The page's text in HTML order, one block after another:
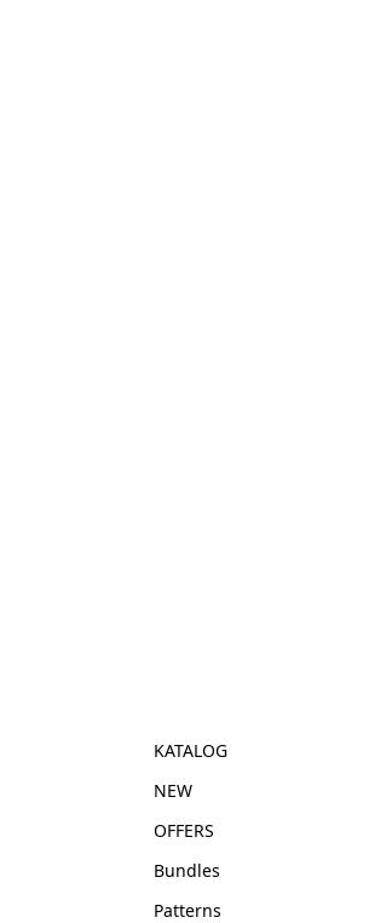
KATALOG
NEW
OFFERS
Bundles
Patterns